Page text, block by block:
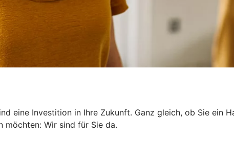
eine Investition in Ihre Zukunft. Ganz gleich, ob Sie ein
möchten: Wir sind für Sie da.